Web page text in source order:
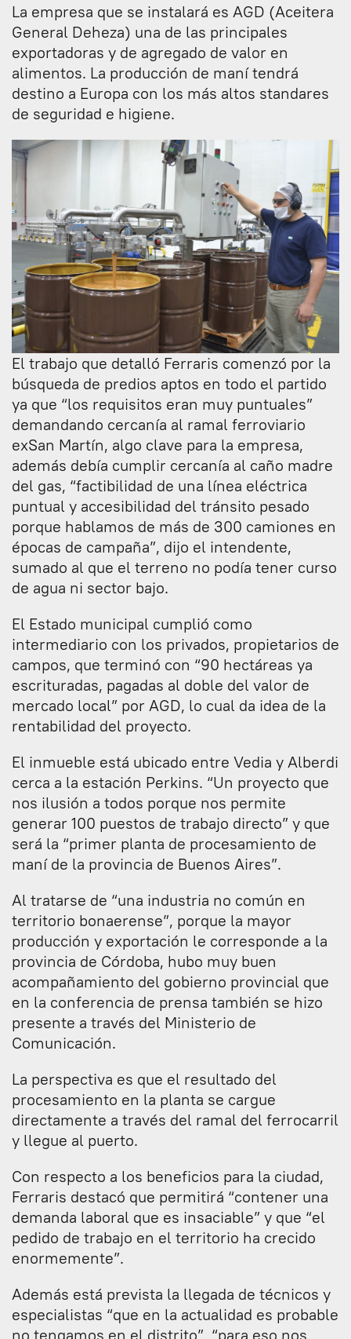
La empresa que se instalará es AGD (Aceitera
General Deheza) una de las principales
exportadoras y de agregado de valor en
alimentos. La producción de maní tendrá
destino a Europa con los más altos standares
de seguridad e higiene.
El trabajo que detalló Ferraris comenzó por la
búsqueda de predios aptos en todo el partido
ya que “los requisitos eran muy puntuales”
demandando cercanía al ramal ferroviario
exSan Martín, algo clave para la empresa,
además debía cumplir cercanía al caño madre
del gas, “factibilidad de una línea eléctrica
puntual y accesibilidad del tránsito pesado
porque hablamos de más de 300 camiones en
épocas de campaña”, dijo el intendente,
sumado al que el terreno no podía tener curso
de agua ni sector bajo.
El Estado municipal cumplió como
intermediario con los privados, propietarios de
campos, que terminó con “90 hectáreas ya
escrituradas, pagadas al doble del valor de
mercado local” por AGD, lo cual da idea de la
rentabilidad del proyecto.
El inmueble está ubicado entre Vedia y Alberdi
cerca a la estación Perkins. “Un proyecto que
nos ilusión a todos porque nos permite
generar 100 puestos de trabajo directo” y que
será la “primer planta de procesamiento de
maní de la provincia de Buenos Aires”.
Al tratarse de “una industria no común en
territorio bonaerense”, porque la mayor
producción y exportación le corresponde a la
provincia de Córdoba, hubo muy buen
acompañamiento del gobierno provincial que
en la conferencia de prensa también se hizo
presente a través del Ministerio de
Comunicación.
La perspectiva es que el resultado del
procesamiento en la planta se cargue
directamente a través del ramal del ferrocarril
y llegue al puerto.
Con respecto a los beneficios para la ciudad,
Ferraris destacó que permitirá “contener una
demanda laboral que es insaciable” y que “el
pedido de trabajo en el territorio ha crecido
enormemente”.
Además está prevista la llegada de técnicos y
especialistas “que en la actualidad es probable
no tengamos en el distrito”, “para eso nos